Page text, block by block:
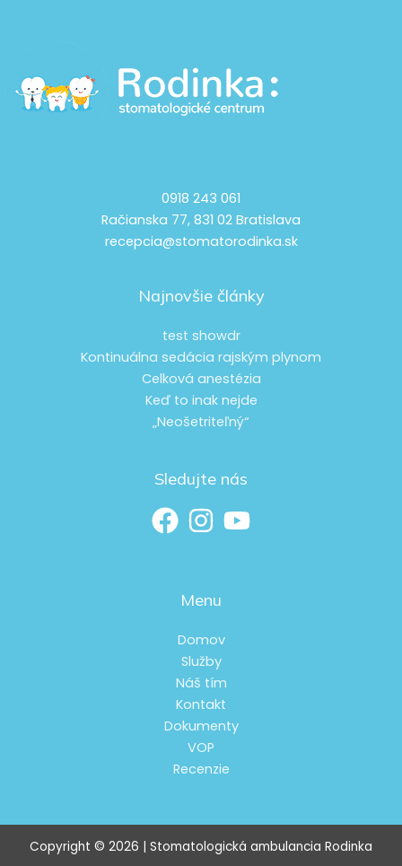
0918 243 061
Račianska 77, 831 02 Bratislava
recepcia@stomatorodinka.sk
Najnovšie články
test showdr
Kontinuálna sedácia rajským plynom
Celková anestézia
Keď to inak nejde
„Neošetriteľný“
Sledujte nás
Menu
Domov
Služby
Náš tím
Kontakt
Dokumenty
VOP
Recenzie
Copyright © 2026 | Stomatologická ambulancia Rodinka